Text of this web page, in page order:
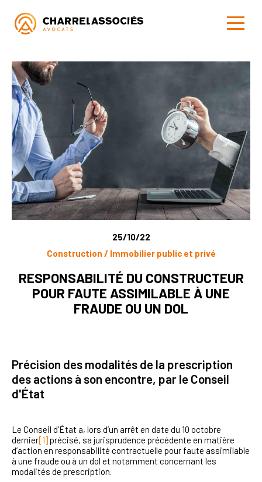
25/10/22
Construction / Immobilier public et privé
RESPONSABILITÉ DU CONSTRUCTEUR
POUR FAUTE ASSIMILABLE À UNE
FRAUDE OU UN DOL
Précision des modalités de la prescription
des actions à son encontre, par le Conseil
d'État
Le Conseil d’État a, lors d’un arrêt en date du 10 octobre
dernier[1]précisé, sa jurisprudence précédente en matière
d’action en responsabilité contractuelle pour faute assimilable
à une fraude ou à un dol et notamment concernant les
modalités de prescription.